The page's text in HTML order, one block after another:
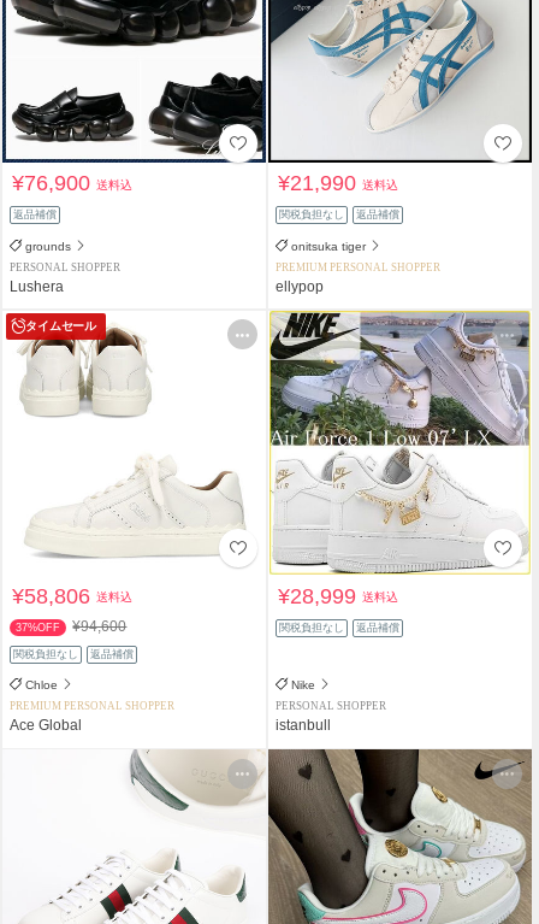
¥76,900送料込
返品補償
grounds
PERSONAL SHOPPER
Lushera
¥21,990送料込
関税負担なし 返品補償
onitsuka tiger
PREMIUM PERSONAL SHOPPER
ellypop
タイムセール
¥58,806送料込
37%OFF ¥94,600
関税負担なし 返品補償
Chloe
PREMIUM PERSONAL SHOPPER
Ace Global
¥28,999送料込
関税負担なし 返品補償
Nike
PERSONAL SHOPPER
istanbull